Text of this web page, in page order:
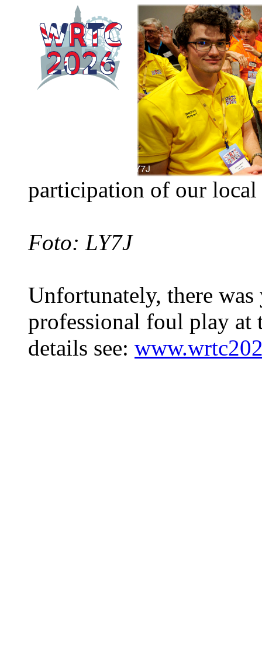
participation of our local
Foto: LY7J
Unfortunately, there was
professional foul play at
details see: